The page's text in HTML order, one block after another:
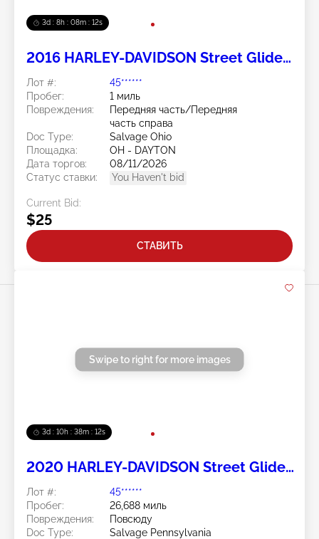
3d : 8h : 08m : 11s
2016 HARLEY-DAVIDSON Street Glide
Лот #:
45******
Пробег:
1 миль
Повреждения:
Передняя часть/Передняя
часть справа
Doc Type:
Salvage Ohio
Площадка:
OH - DAYTON
Дата торгов:
08/11/2026
Статус ставки:
You Haven't bid
Current Bid:
$25
СТАВИТЬ
3d : 10h : 38m : 11s
Swipe to right for more images
2020 HARLEY-DAVIDSON Street Glide
Лот #:
45******
Пробег:
26,688 миль
Повреждения:
Повсюду
Doc Type:
Salvage Pennsylvania